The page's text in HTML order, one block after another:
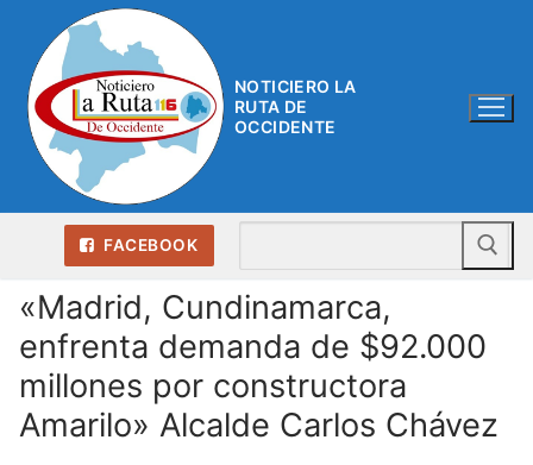
contenido
NOTICIERO LA
RUTA DE
OCCIDENTE
FACEBOOK
«Madrid, Cundinamarca,
enfrenta demanda de $92.000
millones por constructora
Amarilo» Alcalde Carlos Chávez